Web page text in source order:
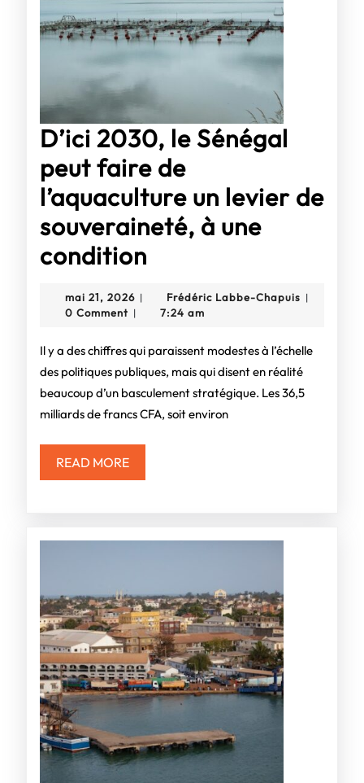
D’ici 2030, le Sénégal
peut faire de
l’aquaculture un levier de
souveraineté, à une
condition
2030,
le
Sénégal
peut
faire
de
de
à
une
condition
mai 21, 2026mai
21,
| Frédéric Labbe-ChapuisFrédéric
|
0 Comment | 7:24 am
Il y a des chiffres qui paraissent modestes à l’échelle
des politiques publiques, mais qui disent en réalité
beaucoup d’un basculement stratégique. Les 36,5
milliards de francs CFA, soit environ
READ MOREREAD
MORE